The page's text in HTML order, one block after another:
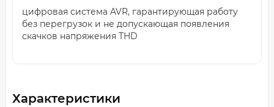
цифровая система AVR, гарантирующая работу
без перегрузок и не допускающая появления
скачков напряжения THD
Характеристики